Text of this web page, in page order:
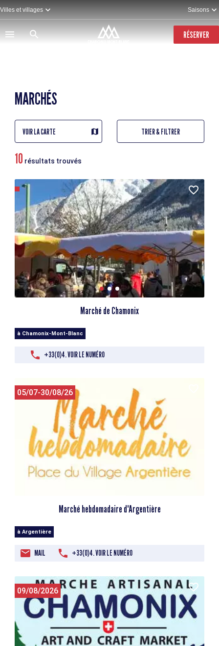
Aller
au
contenu
principal
Villes et villages Saisons
RÉSERVER
MARCHÉS
VOIR LA CARTE TRIER & FILTRER
10 résultats trouvés
Marché de Chamonix
à Chamonix-Mont-Blanc
+33(0)4. VOIR LE NUMÉRO
05/07-30/08/26
Marché hebdomadaire d'Argentière
à Argentière
MAIL +33(0)4. VOIR LE NUMÉRO
09/08/2026